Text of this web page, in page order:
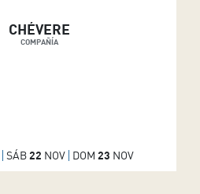
CHÉVERE
COMPAÑÍA
SÁB22 NOV DOM 23 NOV